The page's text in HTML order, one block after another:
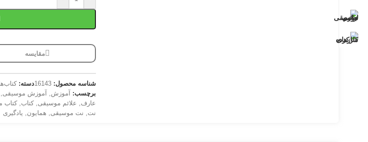
مقایسه
شناسه محصول: 16143دسته:
برچسب:
آموزش, آموزش موسیقی,
عارف, علائم موسیقی, کتاب, کتاب
نت, نت موسیقی, همایون, یادگیری